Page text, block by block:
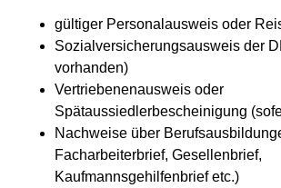
gültiger Personalausweis oder
Sozialversicherungsausweis der
vorhanden)
Vertriebenenausweis oder
Spätaussiedlerbescheinigung
Nachweise über
Facharbeiterbrief, Gesellenbrief,
Kaufmannsgehilfenbrief etc.)